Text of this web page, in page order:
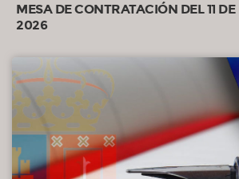
MESA DE CONTRATACIÓN DEL 11
2026